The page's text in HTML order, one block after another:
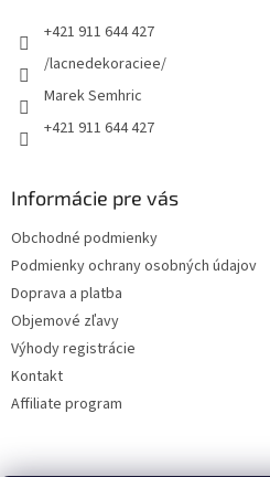
+421 911 644 427
/lacnedekoraciee/
Marek Semhric
+421 911 644 427
Informácie pre vás
Obchodné podmienky
Podmienky ochrany osobných údajov
Doprava a platba
Objemové zľavy
Výhody registrácie
Kontakt
Affiliate program